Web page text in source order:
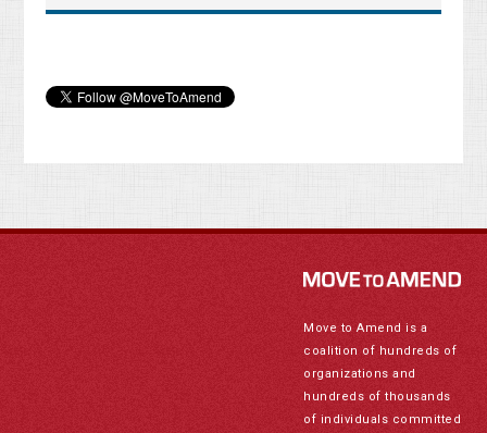
Move to Amend is a
coalition of hundreds of
organizations and
hundreds of thousands
of individuals committed